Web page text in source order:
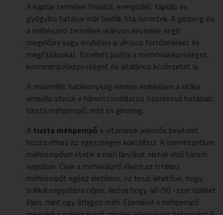
A kaptár termékei frissítő, energizáló, tápláló és
gyógyító hatásai már ősidők óta ismertek. A ginzeng és
a méhészeti termékek arányos keveréke segít
megelőzni vagy enyhíteni a vírusos fertőzéseket és
megfázásokat. Emellett javítja a memóriaképességet,
koncentrációképességet és általános közérzetet is.
A maximális hatékonyság elérése érdekében a királyi
ampulla ötvözi e három csodálatos összetevő hatásait:
tiszta méhpempő, méz és ginzeng.
A tiszta méhpempő a vitaminok jelentős bevitelét
hozza ehhez az egészséges koktélhoz. A természetben
méhpempővel etetik a méh lárvákat életük első három
napjában. Csak a méhkirálynő élvezi az értékes
méhpempőt egész életében, ez teszi lehetővé, hogy
sokkal nagyobbra nőjön, illetve hogy 40-50 -szer többet
éljen, mint egy átlagos méh. Ezenkívül a méhpempő